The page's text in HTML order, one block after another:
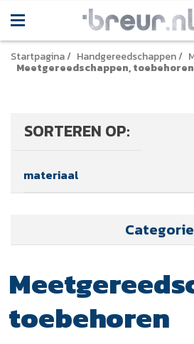
Startpagina/ Handgereedschappen/
Meetgereedschappen, toebehoren
SORTEREN OP:
materiaal
Categorie
toebehoren